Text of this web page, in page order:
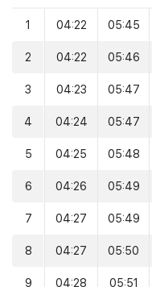
1 04:22 05:45
2 04:22 05:46
3 04:23 05:47
4 04:24 05:47
5 04:25 05:48
6 04:26 05:49
7 04:27 05:49
8 04:27 05:50
9 04:28 05:51